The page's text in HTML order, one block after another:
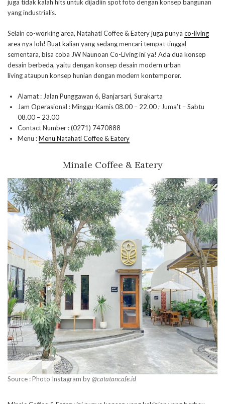
juga tidak kalah hits untuk dijadiin spot foto dengan konsep bangunan
yang industrialis.
Selain co-working area, Natahati Coffee & Eatery juga punya co-living
area nya loh! Buat kalian yang sedang mencari tempat tinggal
sementara, bisa coba JW Naunoan Co-Living ini ya! Ada dua konsep
desain berbeda, yaitu dengan konsep desain modern urban
living ataupun konsep hunian dengan modern kontemporer.
Alamat : Jalan Punggawan 6, Banjarsari, Surakarta
Jam Operasional : Minggu-Kamis 08.00 – 22.00 ; Juma’t – Sabtu
08.00 – 23.00
Contact Number : (0271) 7470888
Menu :Menu Natahati Coffee & Eatery
Minale Coffee & Eatery
Source : Photo Instagram by@catatancafe.id